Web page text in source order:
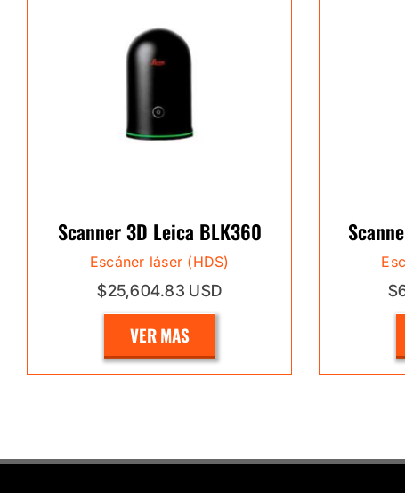
Scanner 3D Leica BLK360
Escáner láser (HDS)
$25,604.83 USD
VER MAS